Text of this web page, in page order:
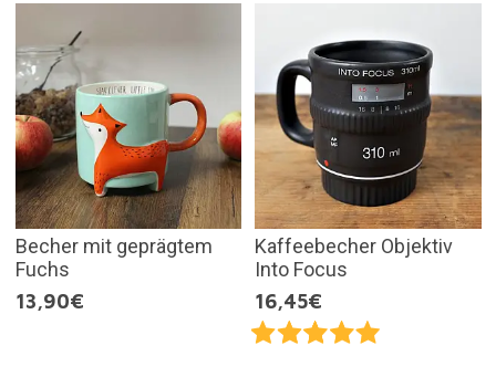
Becher mit geprägtem
Fuchs
13,90€
Kaffeebecher Objektiv
Into Focus
16,45€